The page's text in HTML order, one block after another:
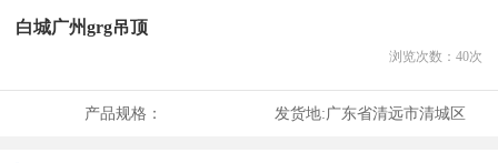
白城广州grg吊顶
浏览次数： 40次
产品规格： 发货地:广东省清远市清城区